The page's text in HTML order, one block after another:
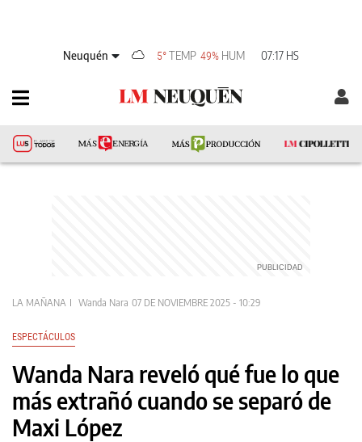
Neuquén 5°TEMP 49% HUM 07:17 HS
LA MAÑANA Wanda Nara 07 DE NOVIEMBRE 2025 - 10:29
ESPECTÁCULOS
Wanda Nara reveló qué fue lo que
más extrañó cuando se separó de
Maxi López